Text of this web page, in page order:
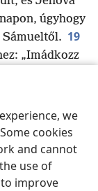
we
cookies
and cannot
use of
improve
úgyhogy
Sámueltől. 19
„Imádkozz
királyt
„Ne
j Teljes